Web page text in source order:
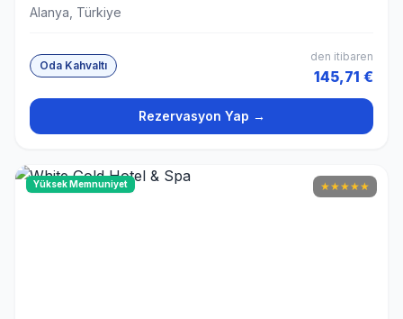
Alanya, Türkiye
Oda Kahvaltı
den itibaren
145,71 €
Rezervasyon Yap →
Yüksek Memnuniyet ★★★★★